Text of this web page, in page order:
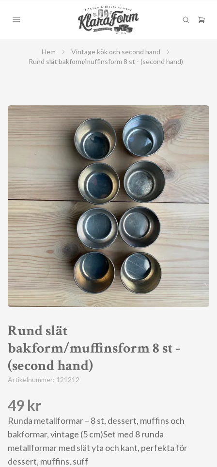
Hem
Vintage kök och second hand
Rund slät bakform/muffinsform 8 st - (second hand)
Rund slät
bakform/muffinsform 8 st -
(second hand)
Artikelnummer: 121212
49 kr
Runda metallformar – 8 st, dessert, muffins och
bakformar, vintage (5 cm)Set med 8 runda
metallformar med slät yta och kant, perfekta för
dessert, muffins, suff